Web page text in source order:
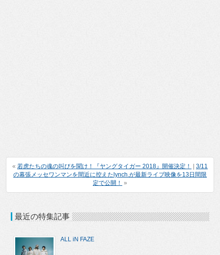
« 若虎たちの魂の叫びを聞け！『ヤングタイガー 2018』開催決定！ | 3/11
の幕張メッセワンマンを間近に控えたlynch.が最新ライブ映像を13日間限
定で公開！ »
最近の特集記事
ALL iN FAZE